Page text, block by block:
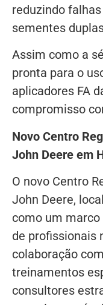
reduzindo
sementes
Assim como a
pronta para o
aplicadores FA
compromisso
Novo Centro
John Deere em
O novo Centro
John Deere,
como um
de profissionais
colaboração
treinamentos
consultores